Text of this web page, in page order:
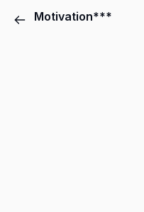
Motivation***